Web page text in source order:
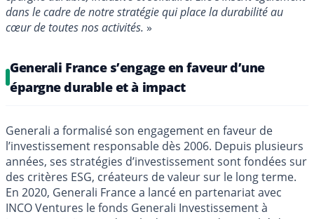
dans le cadre de notre stratégie qui place la durabilité au
cœur de toutes nos activités. »
Generali France s’engage en faveur d’une
épargne durable et à impact
Generali a formalisé son engagement en faveur de
l’investissement responsable dès 2006. Depuis plusieurs
années, ses stratégies d’investissement sont fondées sur
des critères ESG, créateurs de valeur sur le long terme.
En 2020, Generali France a lancé en partenariat avec
INCO Ventures le fonds Generali Investissement à